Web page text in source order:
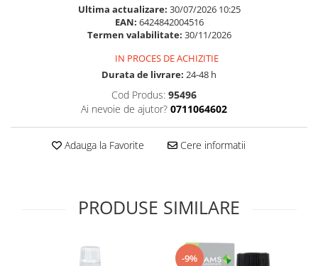
Supliment Calciu
Supliment Complexe
Supliment Magneziu
Supliment Vitamina B
Supliment Vitamina C
Supliment Vitamina D3
Tincturi si Gemoderivate
Vitamine si minerale
Ultima actualizare: 30/07/2026 10:25
EAN: 6424842004516
Termen valabilitate: 30/11/2026
IN PROCES DE ACHIZITIE
Durata de livrare: 24-48 h
Cod Produs: 95496
Ai nevoie de ajutor? 0711064602
Adauga la Favorite Cere informatii
PRODUSE SIMILARE
-9%